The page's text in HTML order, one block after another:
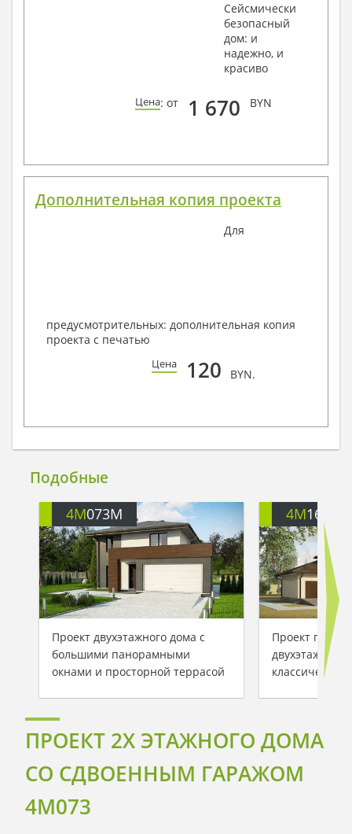
Сейсмически
безопасный
дом: и
надежно, и
красиво
Цена: от 1 670 BYN
Дополнительная копия проекта
Для
предусмотрительных: дополнительная копия
проекта с печатью
Цена 120 BYN.
Подобные
4M073M
Проект двухэтажного дома с
большими панорамными
окнами и просторной террасой
4M1638
Проект
двухэтажного
классическом
ПРОЕКТ 2Х ЭТАЖНОГО ДОМА
СО СДВОЕННЫМ ГАРАЖОМ
4M073